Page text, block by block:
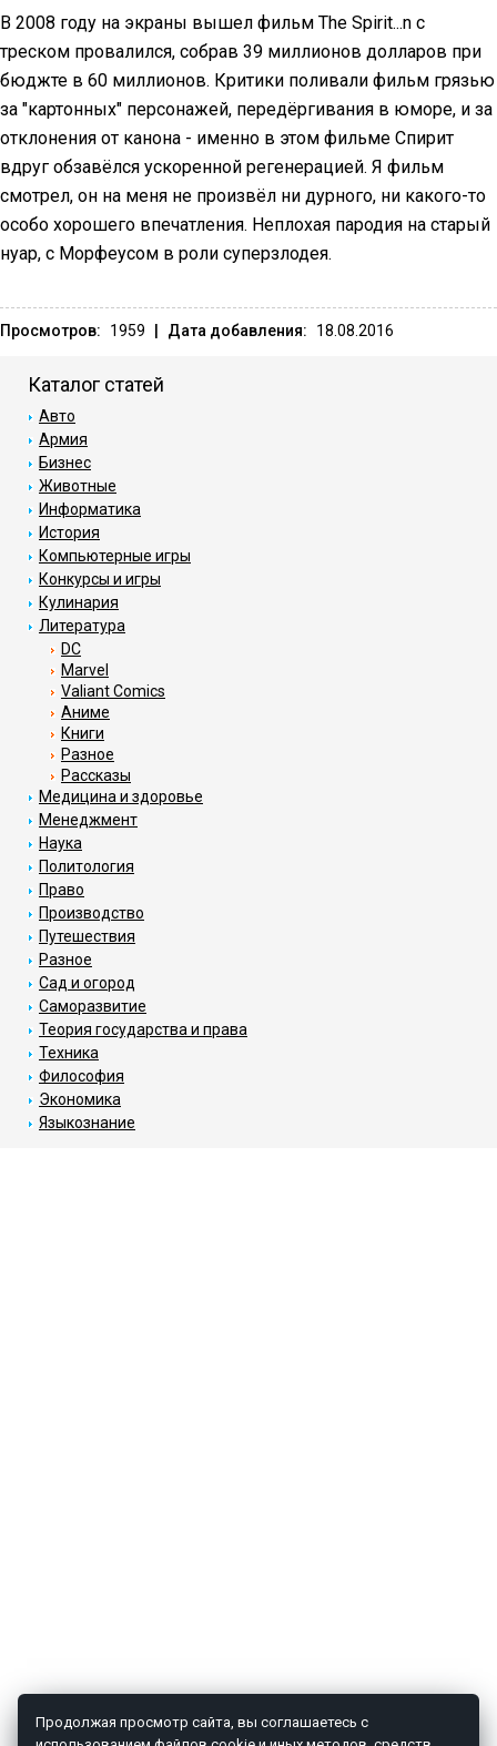
В 2008 году на экраны вышел фильм The Spirit...n с
треском провалился, собрав 39 миллионов долларов при
бюджте в 60 миллионов. Критики поливали фильм грязью
за "картонных" персонажей, передёргивания в юморе, и за
отклонения от канона - именно в этом фильме Спирит
вдруг обзавёлся ускоренной регенерацией. Я фильм
смотрел, он на меня не произвёл ни дурного, ни какого-то
особо хорошего впечатления. Неплохая пародия на старый
нуар, с Морфеусом в роли суперзлодея.
Просмотров: 1959 Дата добавления: 18.08.2016
Каталог статей
Авто
Армия
Бизнес
Животные
Информатика
История
Компьютерные игры
Конкурсы и игры
Кулинария
Литература
DC
Marvel
Valiant Comics
Аниме
Книги
Разное
Рассказы
Медицина и здоровье
Менеджмент
Наука
Политология
Право
Производство
Путешествия
Разное
Сад и огород
Саморазвитие
Теория государства и права
Техника
Философия
Экономика
Языкознание
Продолжая просмотр сайта, вы соглашаетесь с